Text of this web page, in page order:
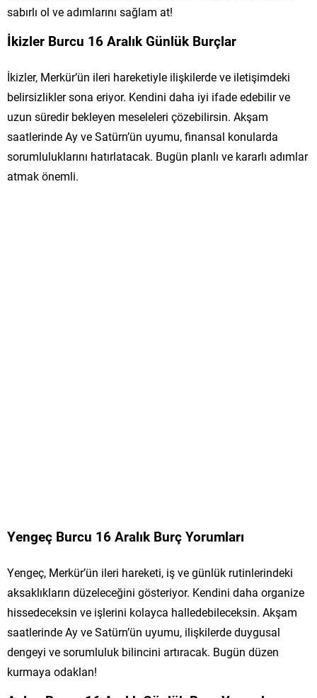
sabırlı ol ve adımlarını sağlam at!
İkizler Burcu 16 Aralık Günlük Burçlar
İkizler, Merkür’ün ileri hareketiyle ilişkilerde ve iletişimdeki
belirsizlikler sona eriyor. Kendini daha iyi ifade edebilir ve
uzun süredir bekleyen meseleleri çözebilirsin. Akşam
saatlerinde Ay ve Satürn’ün uyumu, finansal konularda
sorumluluklarını hatırlatacak. Bugün planlı ve kararlı adımlar
atmak önemli.
Yengeç Burcu 16 Aralık Burç Yorumları
Yengeç, Merkür’ün ileri hareketi, iş ve günlük rutinlerindeki
aksaklıkların düzeleceğini gösteriyor. Kendini daha organize
hissedeceksin ve işlerini kolayca halledebileceksin. Akşam
saatlerinde Ay ve Satürn’ün uyumu, ilişkilerde duygusal
dengeyi ve sorumluluk bilincini artıracak. Bugün düzen
kurmaya odaklan!